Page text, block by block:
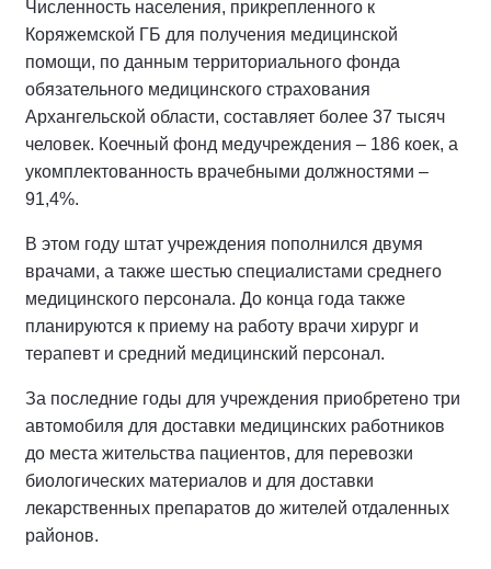
Численность населения, прикрепленного к
Коряжемской ГБ для получения медицинской
помощи, по данным территориального фонда
обязательного медицинского страхования
Архангельской области, составляет более 37 тысяч
человек. Коечный фонд медучреждения – 186 коек, а
укомплектованность врачебными должностями –
91,4%.
В этом году штат учреждения пополнился двумя
врачами, а также шестью специалистами среднего
медицинского персонала. До конца года также
планируются к приему на работу врачи хирург и
терапевт и средний медицинский персонал.
За последние годы для учреждения приобретено три
автомобиля для доставки медицинских работников
до места жительства пациентов, для перевозки
биологических материалов и для доставки
лекарственных препаратов до жителей отдаленных
районов.